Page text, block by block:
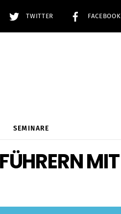
TWITTER FACEBOOK
SEMINARE
MIT